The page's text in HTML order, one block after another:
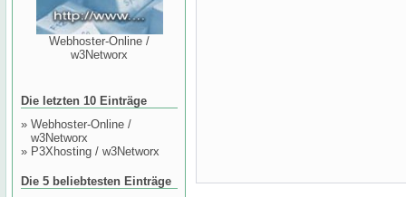
Webhoster-Online /
w3Networx
Die letzten 10 Einträge
» Webhoster-Online /
w3Networx
» P3Xhosting / w3Networx
Die 5 beliebtesten Einträge